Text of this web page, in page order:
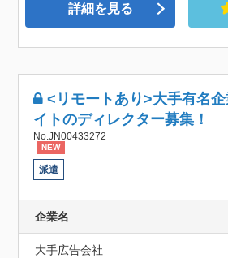
詳細を見る
<リモートあり>大手有名
イトのディレクター募集！
No.JN00433272
NEW
派遣
企業名
大手広告会社